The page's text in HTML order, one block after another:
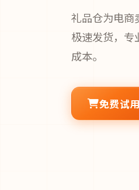
礼品仓为电商
极速发货，专
成本。
免费试用